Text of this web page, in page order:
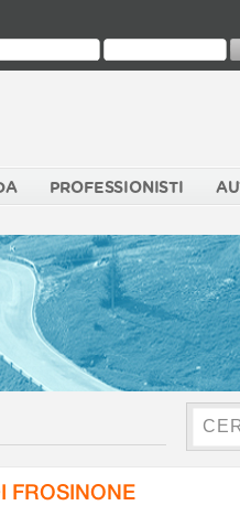
PROFESSIONISTI
FROSINONE